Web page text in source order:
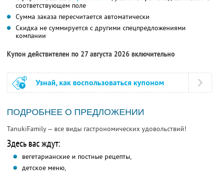
соответствующем поле
Сумма заказа пересчитается автоматически
Скидка не суммируется с другими спецпредложениями
компании
Купон действителен по 27 августа 2026 включительно
Узнай, как воспользоваться купоном
ПОДРОБНЕЕ О ПРЕДЛОЖЕНИИ
TanukiFamily — все виды гастрономических удовольствий!
Здесь вас ждут:
вегетарианские и постные рецепты,
детское меню,